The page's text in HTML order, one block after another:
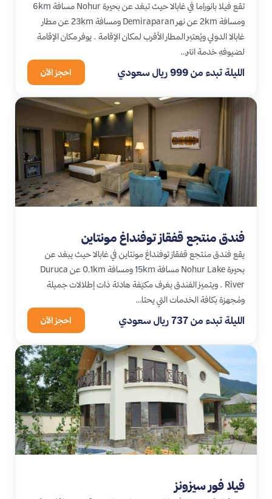
تقع فيلا بانوراما في غابالا حيث تبعُد عن بحيرة Nohur مسافة 6km
ومسافة 2km عن نهر Demiraparan ومسافة 23km عن مطار
غابالا الدولي ويُعتبر المطار الأقرب لمكان الإقامة . يوفر مكان الإقامة
لضيوفهِ خدمة انتر…
الليلة تبدء من 999 ريال سعودي احجز الآن
فندق منتجع قفقاز توفنداغ مونتاين
يقع فندق منتجع قفقاز توفنداغ مونتاين في غابالا حيث يبعُد عن
بحيرة Nohur Lake مسافة 15km ومسافة 0,1km عن Duruca
River . ويتميز الفندق بغرف مكيّفة هادئة ذات إطلالات جميلة
ومُجهزة بكافة الخدمات التي يحتا…
الليلة تبدء من 737 ريال سعودي احجز الآن
فيلا فور سيزونز